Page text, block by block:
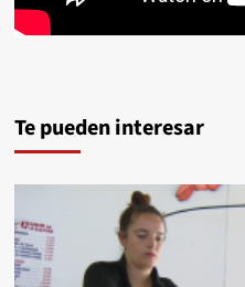
Te pueden interesar